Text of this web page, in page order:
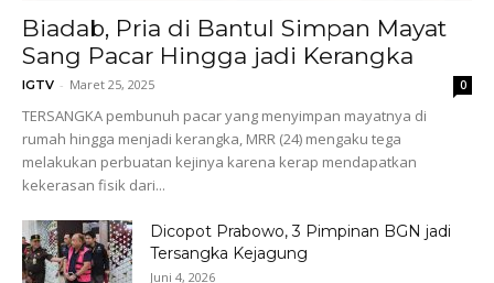
Biadab, Pria di Bantul Simpan Mayat
Sang Pacar Hingga jadi Kerangka
IGTV - Maret 25, 2025 0
TERSANGKA pembunuh pacar yang menyimpan mayatnya di
rumah hingga menjadi kerangka, MRR (24) mengaku tega
melakukan perbuatan kejinya karena kerap mendapatkan
kekerasan fisik dari...
Dicopot Prabowo, 3 Pimpinan BGN jadi
Tersangka Kejagung
Juni 4, 2026